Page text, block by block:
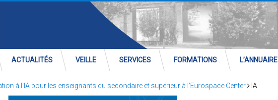
ACTUALITÉS VEILLE SERVICES FORMATIONS L’ANNUAIRE
à l’IA pour les enseignants du secondaire et supérieur à l’Eurospace Center
IA